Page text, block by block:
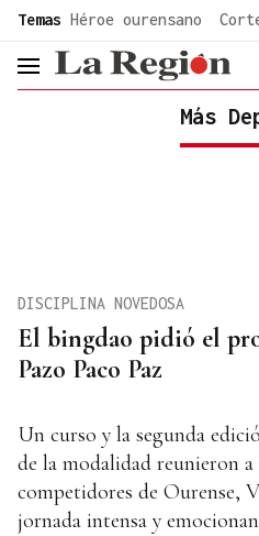
common.go-to-content
Temas Héroe ourensano
header.menu.open
Más
El bingdao pidió el
Pazo Paco Paz
DISCIPLINA NOVEDOSA
Un curso y la segunda
de la modalidad reunieron
competidores de Ourense,
jornada intensa y